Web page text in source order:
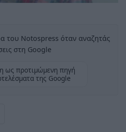
του Notospress όταν αναζητάς
στη Google
ως προτιμώμενη πηγή
της Google